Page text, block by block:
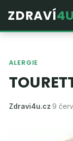
ZDRAVÍ4U
ALERGIE
Zdravi4u.cz·9